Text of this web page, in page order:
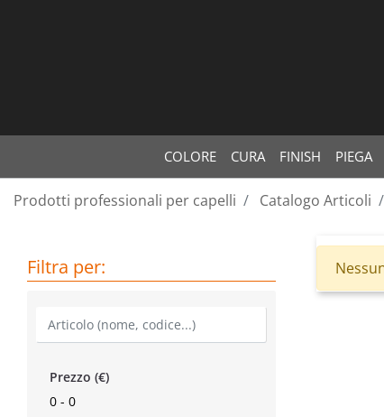
COLORE CURA FINISH PIEGA
Prodotti professionali per capelli Catalogo Articoli
Filtra per:
Prezzo (€)
0 - 0